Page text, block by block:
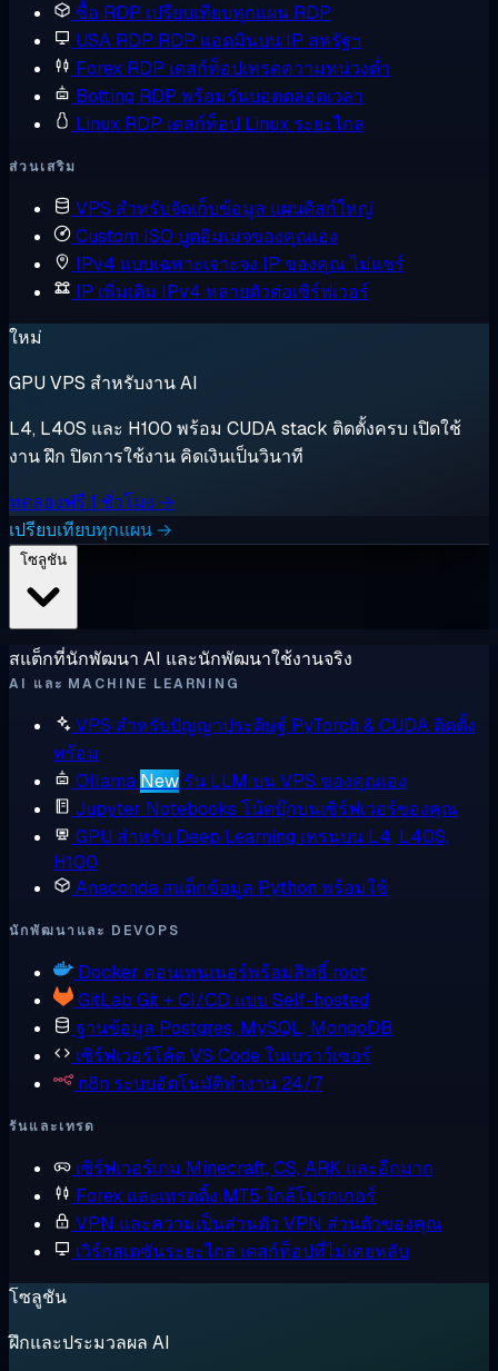
ซื้อ RDP เปรียบเทียบทุกแผน RDP
USA RDP RDP แอดมินบน IP สหรัฐฯ
Forex RDP เดสก์ท็อปเทรดความหน่วงต่ำ
Botting RDP พร้อมรันบอตตลอดเวลา
Linux RDP เดสก์ท็อป Linux ระยะไกล
ส่วนเสริม
VPS สำหรับจัดเก็บข้อมูล แผนดิสก์ใหญ่
Custom ISO บูตอิมเมจของคุณเอง
IPv4 แบบเฉพาะเจาะจง IP ของคุณ ไม่แชร์
IP เพิ่มเติม IPv4 หลายตัวต่อเซิร์ฟเวอร์
ใหม่
GPU VPS สำหรับงาน AI
L4, L40S และ H100 พร้อม CUDA stack ติดตั้งครบ เปิดใช้
งาน ฝึก ปิดการใช้งาน คิดเงินเป็นวินาที
ทดลองฟรี 1 ชั่วโมง →
เปรียบเทียบทุกแผน →
สแต็กที่นักพัฒนา AI และนักพัฒนาใช้งานจริง
AI และ MACHINE LEARNING
VPS สำหรับปัญญาประดิษฐ์ PyTorch & CUDA ติดตั้ง
พร้อม
Ollama New รัน LLM บน VPS ของคุณเอง
Jupyter Notebooks โน้ตบุ๊กบนเซิร์ฟเวอร์ของคุณ
GPU สำหรับ Deep Learning เทรนบน L4, L40S,
H100
Anaconda สแต็กข้อมูล Python พร้อมใช้
นักพัฒนาและ DEVOPS
Docker คอนเทนเนอร์พร้อมสิทธิ์ root
GitLab Git + CI/CD แบบ Self-hosted
ฐานข้อมูล Postgres, MySQL, MongoDB
เซิร์ฟเวอร์โค้ดVS Code ในเบราว์เซอร์
n8n ระบบอัตโนมัติทำงาน 24/7
รันและเทรด
เซิร์ฟเวอร์เกม Minecraft, CS, ARK และอีกมาก
Forex และเทรดดิ้ง MT5 ใกล้โบรกเกอร์
VPN และความเป็นส่วนตัว VPN ส่วนตัวของคุณ
เวิร์กสเตชันระยะไกล เดสก์ท็อปที่ไม่เคยหลับ
โซลูชัน
ฝึกและประมวลผล AI